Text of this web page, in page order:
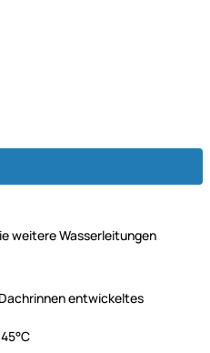
weitere Wasserleitungen
entwickeltes